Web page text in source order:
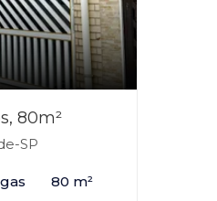
80m²
SP
80 m²